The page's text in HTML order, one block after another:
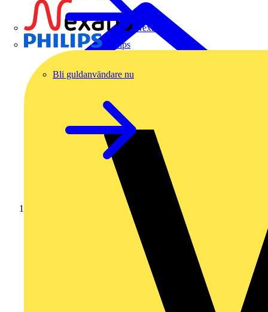
Nexans
Philips
Bli guldanvändare nu